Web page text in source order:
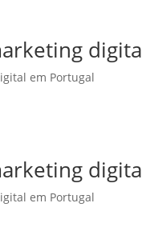
em Portugal
em Portugal